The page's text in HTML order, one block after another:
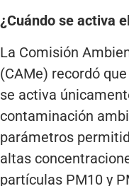
¿Cuándo se activa
La Comisión
(CAMe) recordó
se activa
contaminación
parámetros
altas
partículas PM10 y